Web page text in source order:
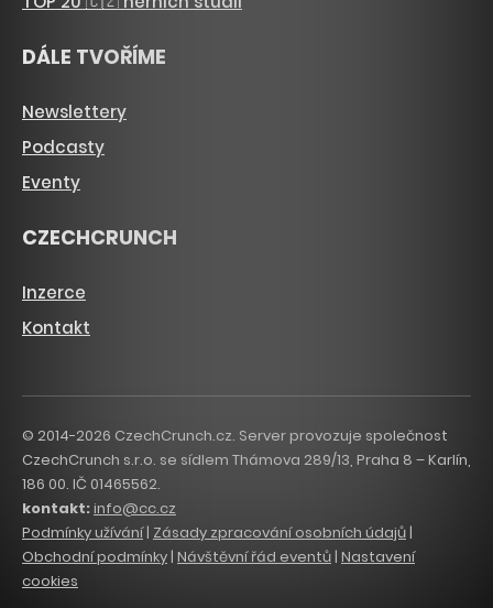
DÁLE TVOŘÍME
Newslettery
Podcasty
Eventy
CZECHCRUNCH
Inzerce
Kontakt
© 2014-2026 CzechCrunch.cz. Server provozuje společnost
CzechCrunch s.r.o. se sídlem Thámova 289/13, Praha 8 – Karlín,
186 00. IČ 01465562.
kontakt:info@cc.cz
Podmínky užívání| Zásady zpracování osobních údajů |
Obchodní podmínky | Návštěvní řád eventů | Nastavení
cookies